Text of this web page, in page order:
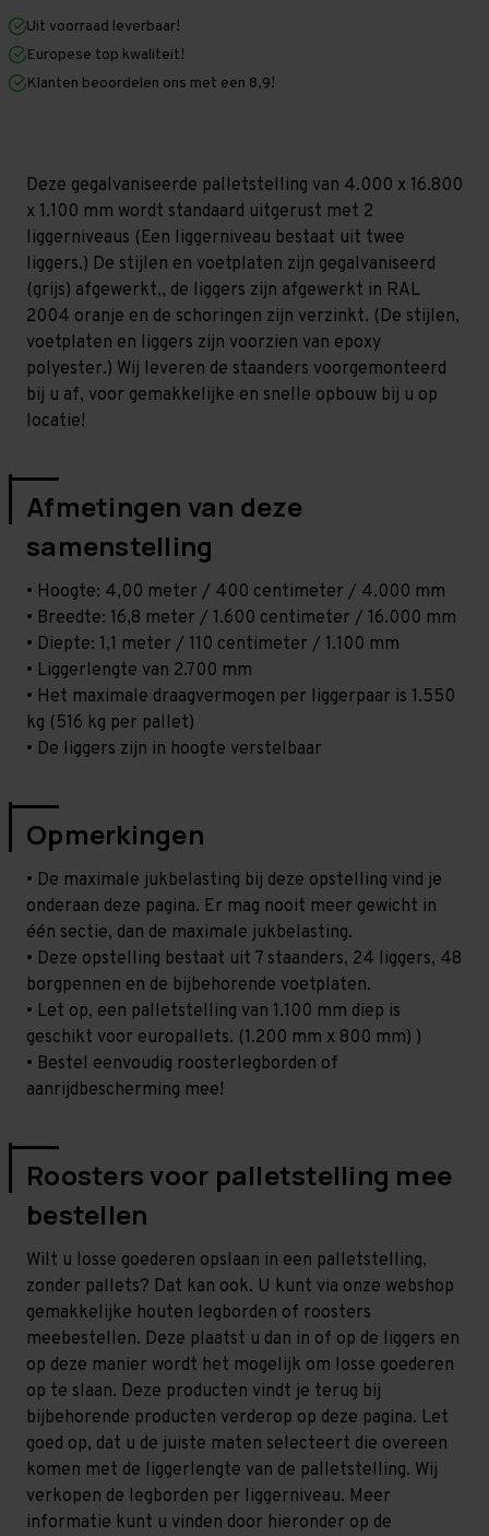
mm
x
1.100
mm
-
Licht
-
T80
mm
1.100
mm
-
Licht
-
T80
Uit voorraad leverbaar!
Europese top kwaliteit!
Klanten beoordelen ons met een 8,9!
Deze gegalvaniseerde palletstelling van 4.000 x 16.800
x 1.100 mm wordt standaard uitgerust met 2
liggerniveaus (Een liggerniveau bestaat uit twee
liggers.) De stijlen en voetplaten zijn gegalvaniseerd
(grijs) afgewerkt,, de liggers zijn afgewerkt in RAL
2004 oranje en de schoringen zijn verzinkt. (De stijlen,
voetplaten en liggers zijn voorzien van epoxy
polyester.) Wij leveren de staanders voorgemonteerd
bij u af, voor gemakkelijke en snelle opbouw bij u op
locatie!
Afmetingen van deze
samenstelling
• Hoogte: 4,00 meter / 400 centimeter / 4.000 mm
• Breedte: 16,8 meter / 1.600 centimeter / 16.000 mm
• Diepte: 1,1 meter / 110 centimeter / 1.100 mm
• Liggerlengte van 2.700 mm
• Het maximale draagvermogen per liggerpaar is 1.550
kg (516 kg per pallet)
• De liggers zijn in hoogte verstelbaar
Opmerkingen
• De maximale jukbelasting bij deze opstelling vind je
onderaan deze pagina. Er mag nooit meer gewicht in
één sectie, dan de maximale jukbelasting.
• Deze opstelling bestaat uit 7 staanders, 24 liggers, 48
borgpennen en de bijbehorende voetplaten.
• Let op, een palletstelling van 1.100 mm diep is
geschikt voor europallets. (1.200 mm x 800 mm) )
• Bestel eenvoudig roosterlegborden of
aanrijdbescherming mee!
Roosters voor palletstelling mee
bestellen
Wilt u losse goederen opslaan in een palletstelling,
zonder pallets? Dat kan ook. U kunt via onze webshop
gemakkelijke houten legborden of roosters
meebestellen. Deze plaatst u dan in of op de liggers en
op deze manier wordt het mogelijk om losse goederen
op te slaan. Deze producten vindt je terug bij
bijbehorende producten verderop op deze pagina. Let
goed op, dat u de juiste maten selecteert die overeen
komen met de liggerlengte van de palletstelling. Wij
verkopen de legborden per liggerniveau. Meer
informatie kunt u vinden door hieronder op de